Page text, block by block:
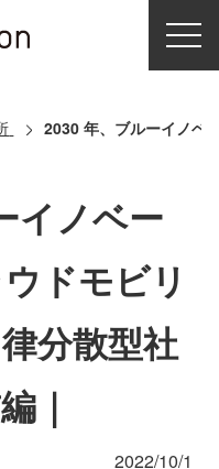
ー
ィ研究所
2030 年、ブルーイノベ
イノベー
ドモビリ
分散型社
｜
2022/10/1